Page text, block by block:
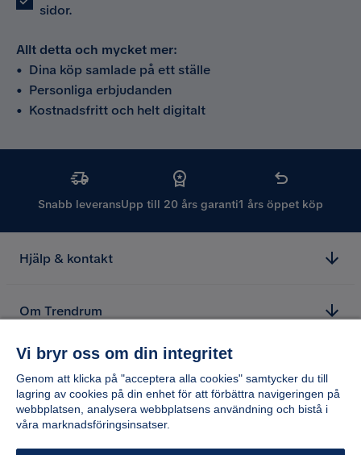
sidor.
Allt detta och mycket mer:
• Dina köp samlade på ett ställe
• Personliga erbjudanden
• Kostnadsfritt och helt digitalt
Snabb leveransUpp till 20 års garanti1 års öppet köp
Hjälp & kontakt
Om Trendrum
Vi bryr oss om din integritet
Genom att klicka på "acceptera alla cookies" samtycker du till
lagring av cookies på din enhet för att förbättra navigeringen på
webbplatsen, analysera webbplatsens användning och bistå i
våra marknadsföringsinsatser.